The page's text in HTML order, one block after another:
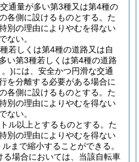
通量が多い第3種又は第4種の
各側に設けるものとする。 た
別の理由によりやむを得ない
ない。
若しくは第4種の道路又は自
い第3種若しくは第4種の道路
)には、安全かつ円滑な交通
を分離する必要がある場合に
各側に設けるものとする。 た
別の理由によりやむを得ない
ない。
ル以上とするものとする。 た
別の理由によりやむを得ない
まで縮小することができる。
る場合においては、当該自転車